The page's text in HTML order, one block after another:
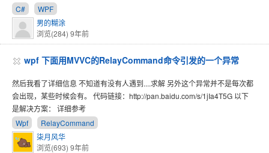
C#
WPF
男的糊涂
浏览(284) 9年前
wpf 下面用MVVC的RelayCommand命令引发的一个异常
然后我看了详细信息 不知道有没有人遇到....求解 另外这个异常并不是每次都
会出现，某些时候会有。 代码链接：http://pan.baidu.com/s/1jIa4T5G 以下
是解决方案： 详细参考
Wpf
RelayCommand
柒月风华
浏览(693) 9年前